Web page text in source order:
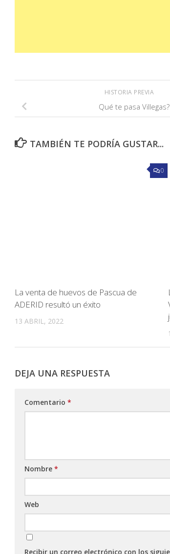
HISTORIA PREVIA
Qué te pasa Villegas?
TAMBIÉN TE PODRÍA GUSTAR...
0
La venta de huevos de Pascua de
ADERID resultó un éxito
13 ABRIL, 2022
DEJA UNA RESPUESTA
Comentario *
Nombre *
Web
Recibir un correo electrónico con los